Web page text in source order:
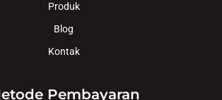
Produk
Blog
Kontak
Pembayaran